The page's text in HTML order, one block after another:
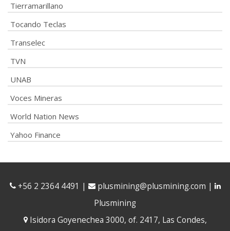
Tierramarillano
Tocando Teclas
Transelec
TVN
UNAB
Voces Mineras
World Nation News
Yahoo Finance
+56 2 2364 4491 | plusmining@plusmining.com |
Plusmining
Isidora Goyenechea 3000, of. 2417, Las Condes,